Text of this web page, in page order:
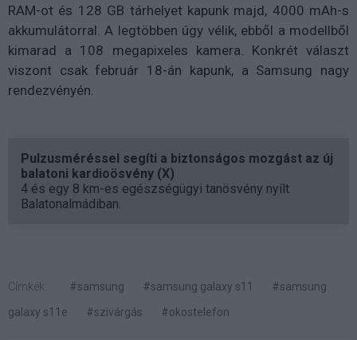
RAM-ot és 128 GB tárhelyet kapunk majd, 4000 mAh-s
akkumulátorral. A legtöbben úgy vélik, ebből a modellből
kimarad a 108 megapixeles kamera. Konkrét választ
viszont csak február 18-án kapunk, a Samsung nagy
rendezvényén.
Pulzusméréssel segíti a biztonságos mozgást az új
balatoni kardioösvény (X)
4 és egy 8 km-es egészségügyi tanösvény nyílt
Balatonalmádiban.
Címkék: #samsung #samsung galaxy s11
#samsung
galaxy s11e
#szivárgás #okostelefon